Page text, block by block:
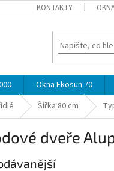
KONTAKTY
Okna Ekosun 70
Šířka 80 cm
dveře